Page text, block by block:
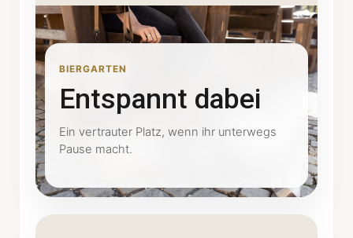
BIERGARTEN
Entspannt dabei
Ein vertrauter Platz, wenn ihr unterwegs
Pause macht.